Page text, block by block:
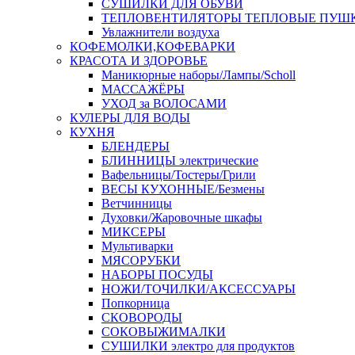
СУШИЛКИ ДЛЯ ОБУВИ
ТЕПЛОВЕНТИЛЯТОРЫ ТЕПЛОВЫЕ
Увлажнители воздуха
КОФЕМОЛКИ,КОФЕВАРКИ
КРАСОТА И ЗДОРОВЬЕ
Маникюрные наборы/Лампы/Scholl
МАССАЖЁРЫ
УХОД за ВОЛОСАМИ
КУЛЕРЫ ДЛЯ ВОДЫ
КУХНЯ
БЛЕНДЕРЫ
БЛИННИЦЫ электрические
Вафельницы/Тостеры/Грили
ВЕСЫ КУХОННЫЕ/Безмены
Ветчинницы
Духовки/Жаровочные шкафы
МИКСЕРЫ
Мультиварки
МЯСОРУБКИ
НАБОРЫ ПОСУДЫ
НОЖИ/ТОЧИЛКИ/АКСЕССУАРЫ
Попкорница
СКОВОРОДЫ
СОКОВЫЖИМАЛКИ
СУШИЛКИ электро для продуктов